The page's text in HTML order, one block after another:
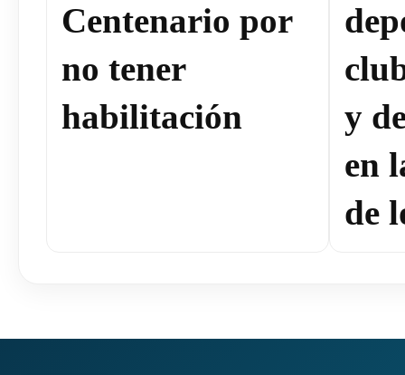
Centenario por
no tener
habilitación
y
en
de